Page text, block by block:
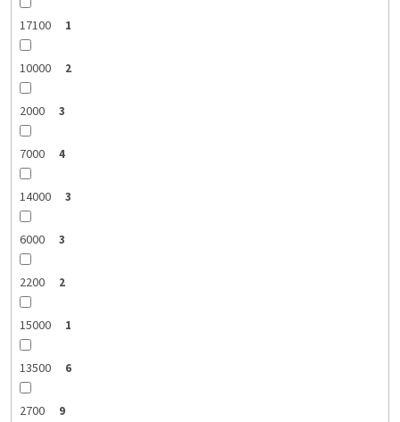
17100 1
10000 2
2000 3
7000 4
14000 3
6000 3
2200 2
15000 1
13500 6
2700 9